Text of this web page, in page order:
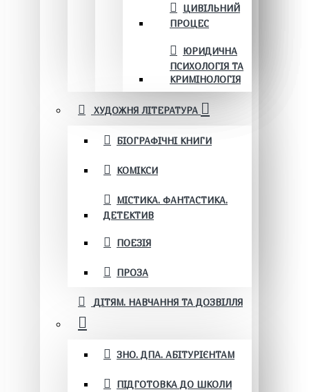
ЦИВІЛЬНИЙ
ПРОЦЕС
ЮРИДИЧНА
ПСИХОЛОГІЯ ТА
КРИМІНОЛОГІЯ
ХУДОЖНЯ ЛІТЕРАТУРА
БІОГРАФІЧНІ КНИГИ
КОМІКСИ
МІСТИКА. ФАНТАСТИКА.
ДЕТЕКТИВ
ПОЕЗІЯ
ПРОЗА
ДІТЯМ. НАВЧАННЯ ТА ДОЗВІЛЛЯ
ЗНО. ДПА. АБІТУРІЄНТАМ
ПІДГОТОВКА ДО ШКОЛИ